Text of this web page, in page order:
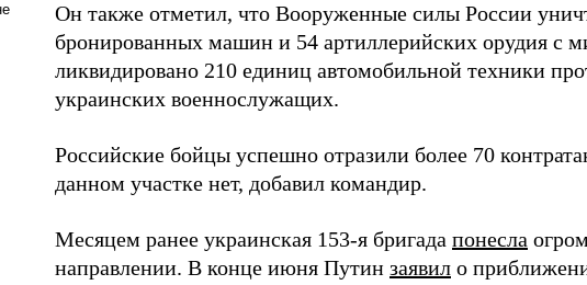
Он также отметил, что Вооруженные силы России
бронированных машин и 54 артиллерийских орудия с
ликвидировано 210 единиц автомобильной техники
украинских военнослужащих.
Российские бойцы успешно отразили более 70
данном участке нет, добавил командир.
Месяцем ранее украинская 153-я бригада понесла
направлении. В конце июня Путин заявил о